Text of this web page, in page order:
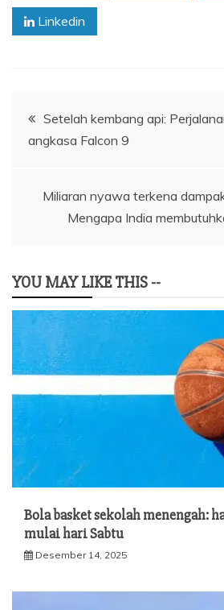
Linkedin
Navigasi
pos
Setelah kembang api:
angkasa Falcon 9
Miliaran nyawa terkena
Mengapa India
YOU MAY LIKE THIS --
Bola basket sekolah menengah:
mulai hari Sabtu
Desember 14, 2025